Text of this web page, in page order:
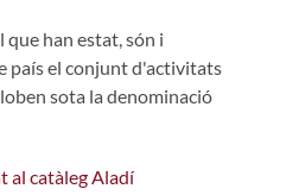
han estat, són i
país el conjunt d'activitats
sota la denominació
al catàleg Aladí